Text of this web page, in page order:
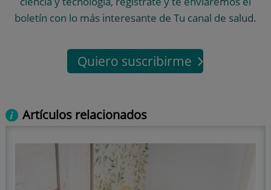
boletín con lo más interesante de Tu canal de salud.
Quiero suscribirme
Artículos relacionados